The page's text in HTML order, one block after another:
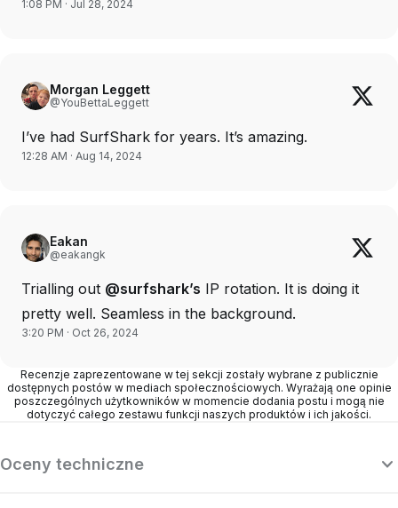
1:08 PM · Jul 28, 2024
Morgan Leggett
@YouBettaLeggett
I’ve had SurfShark for years. It’s amazing.
12:28 AM · Aug 14, 2024
Eakan
@eakangk
Trialling out @surfshark’s IP rotation. It is doing it
pretty well. Seamless in the background.
3:20 PM · Oct 26, 2024
Recenzje zaprezentowane w tej sekcji zostały wybrane z publicznie
dostępnych postów w mediach społecznościowych. Wyrażają one opinie
poszczególnych użytkowników w momencie dodania postu i mogą nie
dotyczyć całego zestawu funkcji naszych produktów i ich jakości.
Oceny techniczne